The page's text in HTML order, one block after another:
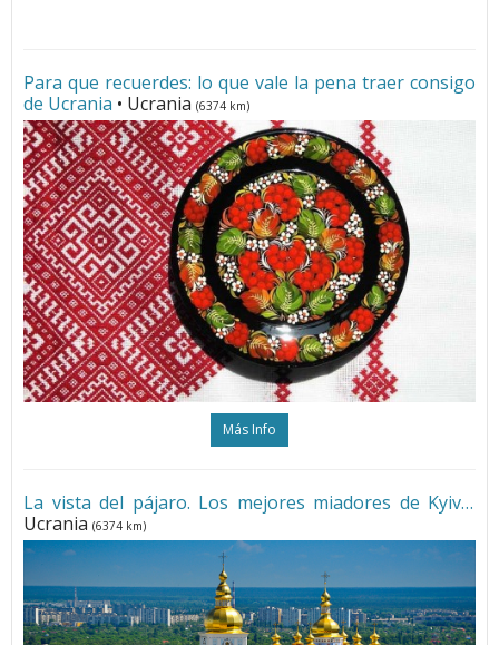
Para que recuerdes: lo que vale la pena traer consigo
de Ucrania • Ucrania (6374 km)
Más Info
La vista del pájaro. Los mejores miadores de Kyiv•
Ucrania (6374 km)